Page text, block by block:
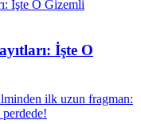
İşte O